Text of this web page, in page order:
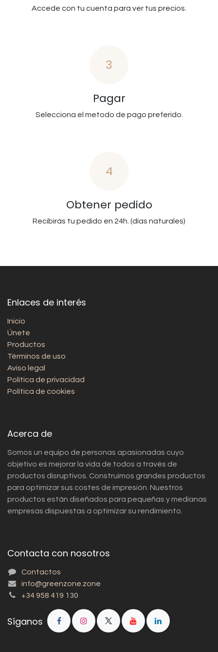
Accede con tu cuenta para ver tus precios.
3
Pagar
Selecciona el metodo de pago preferido.
4
Obtener pedido
Recibirás tu pedido en 24h. (días naturales)
Enlaces de interés
Inicio
Únete
Productos
Términos de uso
Aviso legal
Política de privacidad
Política de cookies
Acerca de
Somos un equipo de personas apasionadas cuyo
objetivo es mejorar la vida de todos a través de
productos disruptivos. Construimos grandes productos
para optimizar sus costes de impresión. Nuestros
productos están diseñados para pequeñas y medianas
empresas dispuestas a optimizar su rendimiento.
Contacta con nosotros
Contactos
info@greenzone.zone
+34 958 419 130
Síganos